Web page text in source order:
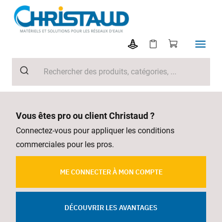
Vous êtes pro ou client Christaud ?
Connectez-vous pour appliquer les conditions
commerciales pour les pros.
ME CONNECTER À MON COMPTE
DÉCOUVRIR LES AVANTAGES